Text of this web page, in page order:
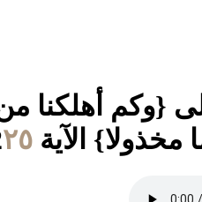
الآية 22 ٢٥/ربيع الثاني/١٤٤٤ الموافق ١٩/نوفمبر/٢٠٢٢